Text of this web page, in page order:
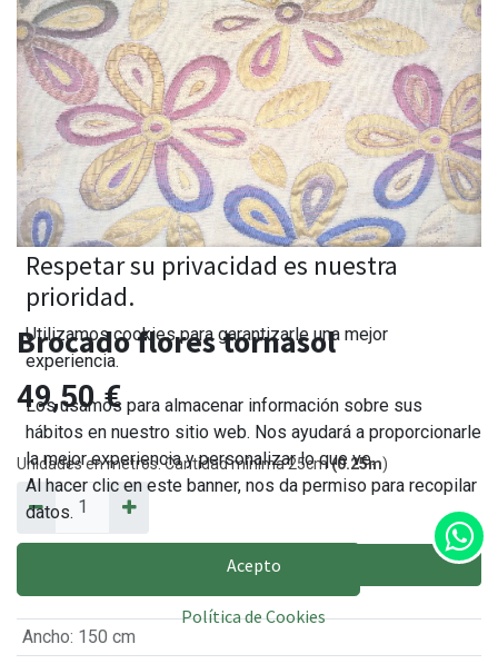
Brocado flores tornasol
49,50€
Unidades en metros. Cantidad mínima 25cm(0.25m)
AÑADIR AL CARRITO
Ancho: 150 cm
Respetar su privacidad es nuestra
prioridad.
Utilizamos cookies para garantizarle una mejor
experiencia.
Los usamos para almacenar información sobre sus
hábitos en nuestro sitio web. Nos ayudará a proporcionarle
la mejor experiencia y personalizar lo que ve.
Al hacer clic en este banner, nos da permiso para recopilar
datos.
Acepto
Política de Cookies